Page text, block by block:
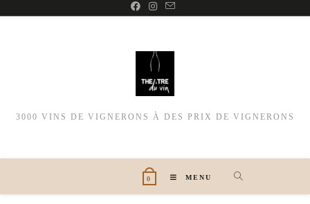
3000 VINS DE VIGNERONS À DES PRIX DE VIGNERONS
0 MENU